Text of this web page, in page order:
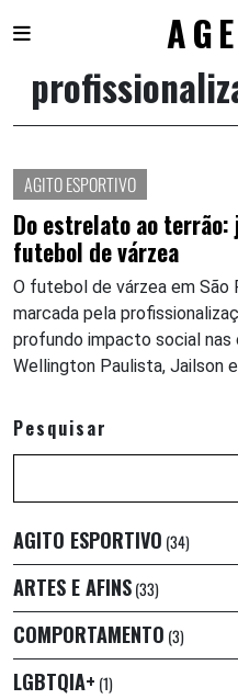
content
AGITO ESPORTIVO
Do estrelato ao
futebol de várzea
O futebol de várzea em São
marcada pela
profundo impacto social nas
Wellington Paulista, Jailson e
Pesquisar
AGITO ESPORTIVO (34)
ARTES E AFINS(33)
COMPORTAMENTO (3)
LGBTQIA+ (1)